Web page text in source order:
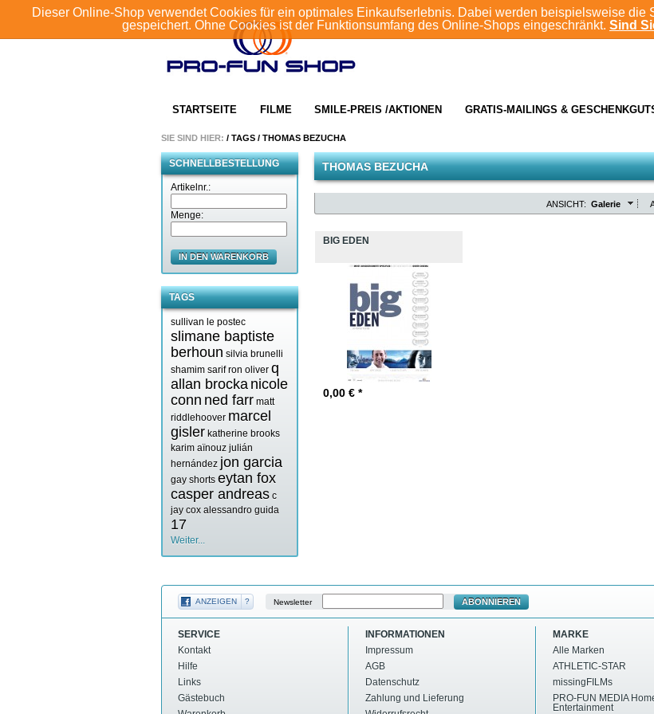
Dieser Online-Shop verwendet Cookies für ein optimales Einkaufserlebnis. Dabei werden beispielsweise
gespeichert. Ohne Cookies ist der Funktionsumfang des Online-Shops eingeschränkt. Sind
STARTSEITE FILME SMILE-PREIS /AKTIONEN GRATIS-MAILINGS &
SIE SIND HIER: / TAGS / THOMAS BEZUCHA
SCHNELLBESTELLUNG
Artikelnr.:
Menge:
IN DEN WARENKORB
TAGS
sullivan le postec
slimane baptiste
berhoun silvia brunelli
shamim sarif ron oliver q
allan brocka nicole
conn ned farr matt
riddlehoover marcel
gisler katherine brooks
karim aïnouz julián
hernández jon garcia
gay shorts eytan fox
casper andreas c
jay cox alessandro guida
17
Weiter...
THOMAS BEZUCHA
ANSICHT: Galerie
BIG EDEN
0,00 € *
ANZEIGEN ? Newsletter ABONNIEREN
SERVICE
Kontakt
Hilfe
Links
Gästebuch
INFORMATIONEN
Impressum
AGB
Datenschutz
Zahlung und Lieferung
MARKE
Alle Marken
ATHLETIC-STAR
missingFILMs
PRO-FUN MEDIA
Entertainment